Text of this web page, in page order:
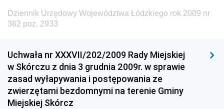
Dziennik Urzędowy Ministra Klimatu i Środowiska
Dziennik Urzędowy Ministerstwa Kultury, Dziedzictwa
Dziennik Urzędowy Ministra Finansów, Funduszy i
Polityki Regionalnej
Dziennik Urzędowy Ministra Rozwoju, Pracy i
Technologii
Dziennik Urzędowy Województwa Łódzkiego rok 2009 nr
362 poz. 2933
Uchwała nr XXXVII/202/2009 Rady Miejskiej
w Skórczu z dnia 3 grudnia 2009r. w sprawie
zasad wyłapywania i postępowania ze
zwierzętami bezdomnymi na terenie Gminy
Miejskiej Skórcz